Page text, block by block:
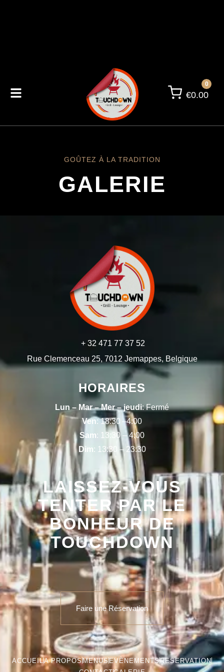
0
€0.00
GOÛTEZ À LA TRADITION
GALERIE
+ 32 471 77 37 52
Rue Clemenceau 25, 7012 Jemappes, Belgique
HORAIRES
Lun – Mar – Mer – jeudi: Fermé
Ven: 18:30 –4:00
Sam: 13:30 – 4:00
Dim: 13:30 – 23:30
LAISSEZ-VOUS
TENTER PAR LE
BONHEUR DE
TOUCHDOWN
Faire une Réservation
ACCUEILA PROPOSMENUSEVÈNEMENTSRESERVATION